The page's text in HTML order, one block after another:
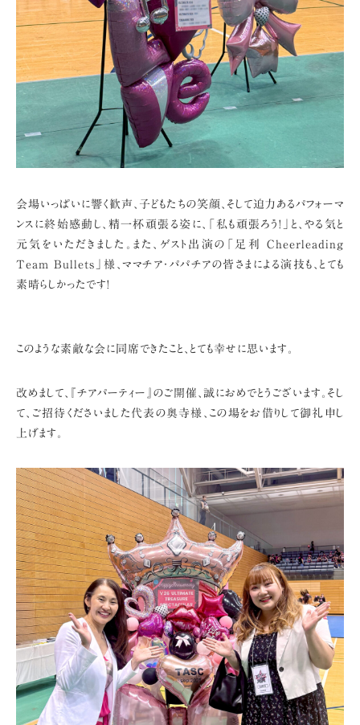
会場いっぱいに響く歓声、子どもたちの笑顔、そして迫力あるパフォーマ
ンスに終始感動し、 精一杯頑張る姿に、「私も頑張ろう!」と、やる気と
元気をいただきました。 また、ゲスト出演の「足利 Cheerleading
Team Bullets」様、ママチア・パパチアの皆さまによる演技も、とても
素晴らしかったです!
このような素敵な会に同席できたこと、とても幸せに思います。
改めまして、『チアパーティー』のご開催、誠におめでとうございます。 そし
て、ご招待くださいました代表の奥寺様、この場をお借りして御礼申し
上げます。